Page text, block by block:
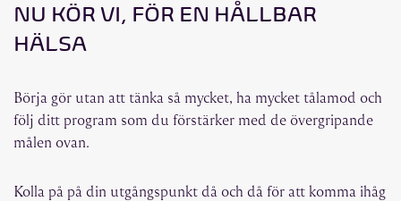
NU KÖR VI, FÖR EN HÅLLBAR
HÄLSA
Börja gör utan att tänka så mycket, ha mycket tålamod och
följ ditt program som du förstärker med de övergripande
målen ovan.
Kolla på på din utgångspunkt då och då för att komma ihåg